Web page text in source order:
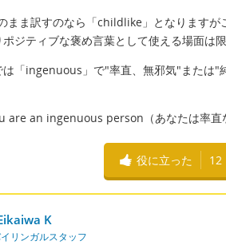
まま訳すのなら「childlike」となりますが
ジティブな褒め言葉として使える場面は限
「ingenuous」で"率直、無邪気"または"
are an ingenuous person（あなたは率直
役に立った 12
K
リンガルスタッフ